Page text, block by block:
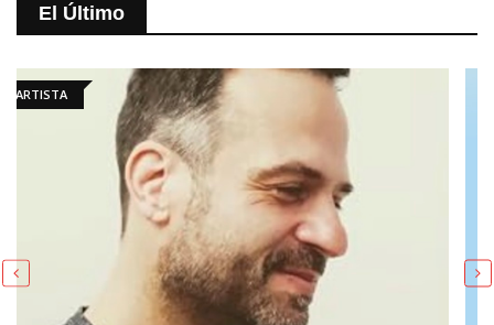
El Último
ARTÍCULO